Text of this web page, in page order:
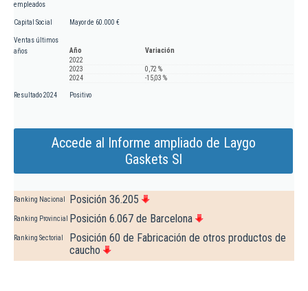
empleados
Capital Social Mayor de 60.000 €
Ventas últimos
años
Año
Variación
2022
2023
0,72 %
2024
-15,03 %
Resultado 2024 Positivo
Accede al Informe ampliado de Laygo
Gaskets Sl
Ranking Nacional Posición 36.205
Ranking Provincial Posición 6.067 de Barcelona
Ranking Sectorial
Posición 60 de Fabricación de otros productos de
caucho